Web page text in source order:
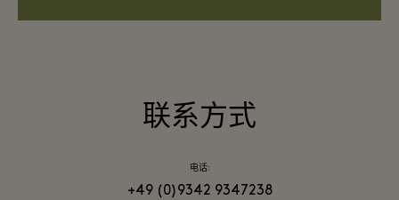
联系方式
电话:
+49 (0)9342 9347238